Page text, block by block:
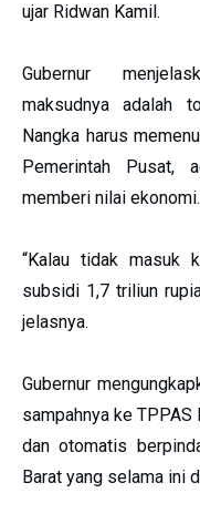
ujar Ridwan Kamil.
Gubernur
maksudnya adalah
Nangka harus
Pemerintah Pusat,
memberi nilai ekonomi.
“Kalau tidak masuk
subsidi 1,7 triliun
jelasnya.
Gubernur
sampahnya ke
dan otomatis
Barat yang selama ini